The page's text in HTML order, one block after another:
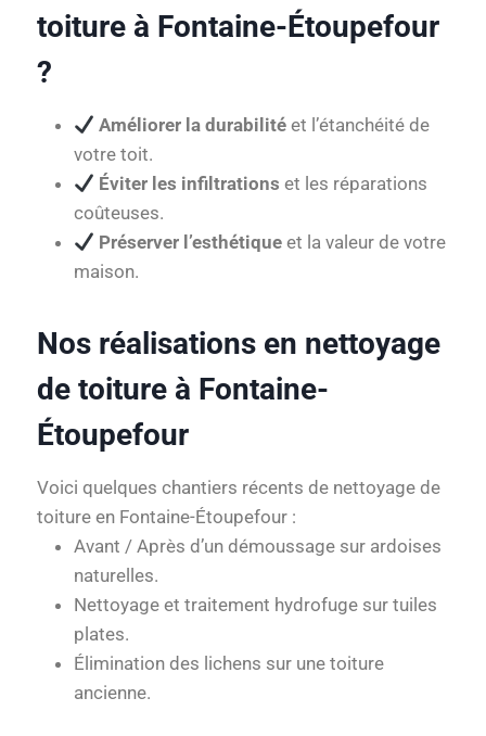
toiture à Fontaine-Étoupefour
?
Améliorer la durabilité et l’étanchéité de
votre toit.
Éviter les infiltrations et les réparations
coûteuses.
Préserver l’esthétique et la valeur de votre
maison.
Nos réalisations en nettoyage
de toiture à Fontaine-
Étoupefour
Voici quelques chantiers récents de nettoyage de
toiture en Fontaine-Étoupefour :
Avant / Après d’un démoussage sur ardoises
naturelles.
Nettoyage et traitement hydrofuge sur tuiles
plates.
Élimination des lichens sur une toiture
ancienne.